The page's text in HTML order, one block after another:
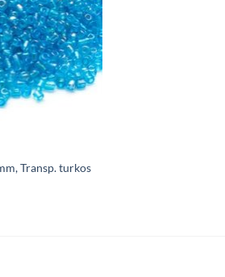
Transp. turkos